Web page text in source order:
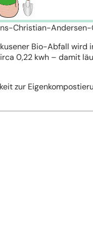
Christian-
Bio-Abfall wird
0,22 kwh – damit
zur